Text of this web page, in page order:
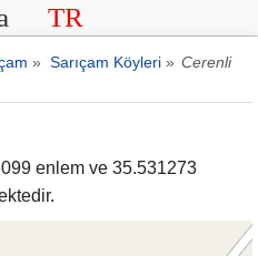
TR
» Sarıçam Köyleri » Cerenli
enlem ve 35.531273